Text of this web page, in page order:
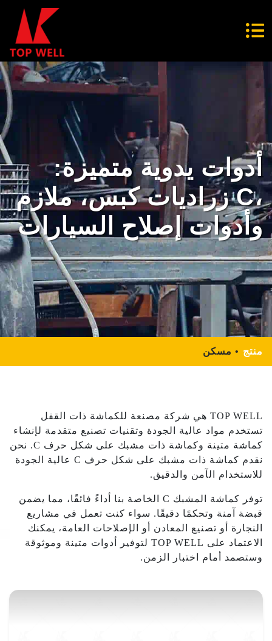
أدوات يدوية متميزة:
زراديات كبس، ملازم C،
وأدوات إصلاح السيارات
مسكن منتج
TOP WELL هي شركة مصنعة للكماشة ذات القفل
تستخدم مواد عالية الجودة وتقنيات تصنيع متقدمة لإنشاء
كماشة متينة وكماشة ذات مشبك على شكل حرف C. نحن
نقدم كماشة ذات مشبك على شكل حرف C عالية الجودة
للاستخدام الآمن والدقيق.
توفر كماشة المشبك C الخاصة بنا أداءً فائقًا، مما يضمن
قبضة آمنة وتحكمًا دقيقًا. سواء كنت تعمل في مشاريع
النجارة أو تصنيع المعادن أو الإصلاحات العامة، يمكنك
الاعتماد على TOP WELL لتوفير أدوات متينة وموثوقة
وستصمد أمام اختبار الزمن.